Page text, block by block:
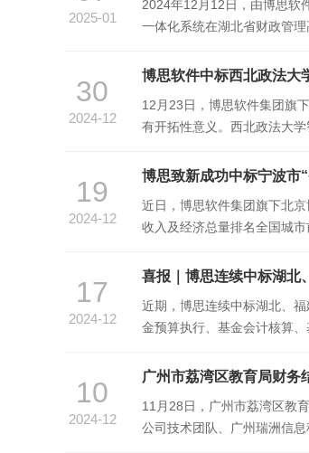
2025-01
2024年12月12日，由博思软
一体化系统在湖北省财政管
30
2024-12
博思软件中标西北政法大
12月23日，博思软件集团旗
有开拓性意义。西北政法大
19
2024-12
博思致新成功中标宁波市
近日，博思软件集团旗下北
收入及经济总量排名全国城
17
2024-12
喜报｜博思连续中标湖北
近期，博思连续中标湖北、
金预算执行、基金会计核算
10
2024-12
广州市荔湾区教育局财务
11月28日，广州市荔湾区教
公司技术团队、广州瑞洲信